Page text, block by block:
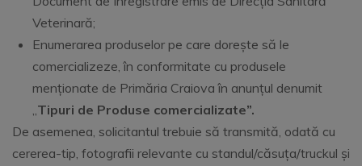
Veterinară;
Enumerarea produselor pe care dorește să le
comercializeze, în conformitate cu produsele
menționate de Primăria Craiova în anunțul denumit
,,Tipuri de Produse comercializate”.
De asemenea, solicitantul trebuie să transmită, odată cu
cererea-tip, fotografii relevante cu standul/căsuța/truckul și